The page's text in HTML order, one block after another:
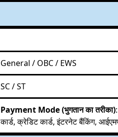
General / OBC / EWS
SC / ST
Payment Mode (भुगतान का तरीका)
कार्ड, क्रेडिट कार्ड, इंटरनेट बैंकिंग,